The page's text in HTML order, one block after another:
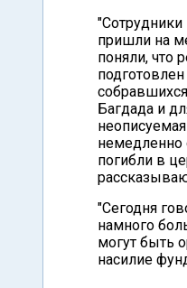
пришли на
поняли, что
Багдада и
немедленно
погибли в
"Сегодня
намного
могут быть
насилие